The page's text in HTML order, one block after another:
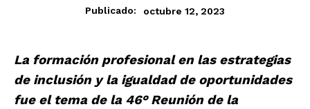
Publicado:
octubre 12, 2023
La formación profesional en las estrategias
de inclusión y la igualdad de oportunidades
fue el tema de la 46° Reunión de la